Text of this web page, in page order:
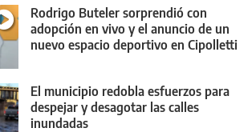
Rodrigo Buteler sorprendió con
adopción en vivo y el anuncio de un
nuevo espacio deportivo en Cipolletti
El municipio redobla esfuerzos para
despejar y desagotar las calles
inundadas